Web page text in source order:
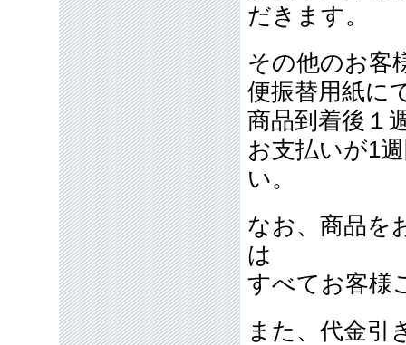
だきます。
その他のお客
便振替用紙に
商品到着後１
お支払いが1
い。
なお、商品を
は
すべてお客様
また、代金引